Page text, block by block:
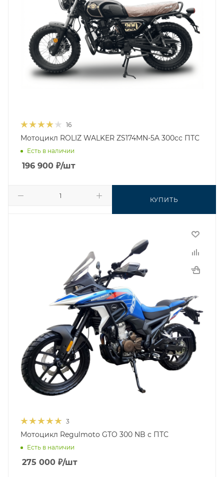
16
Мотоцикл ROLIZ WALKER ZS174MN-5A 300сс ПТС
Есть в наличии
196 900 ₽/шт
КУПИТЬ
3
Мотоцикл Regulmoto GTO 300 NB с ПТС
Есть в наличии
275 000 ₽/шт